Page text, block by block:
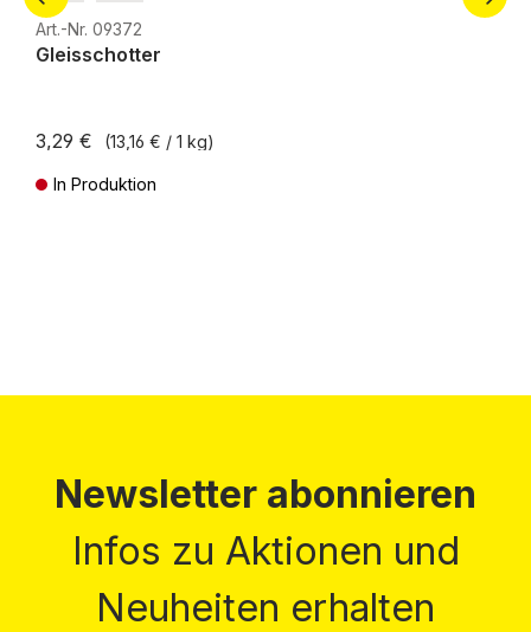
Art.-Nr. 09372
Gleisschotter
3,29 € (13,16 € / 1 kg)
In Produktion
Newsletter abonnieren
Infos zu Aktionen und
Neuheiten erhalten